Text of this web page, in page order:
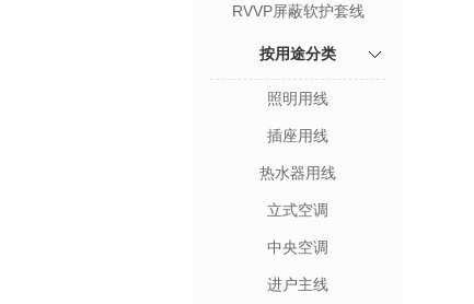
RVVP屏蔽软护套线
按用途分类
照明用线
插座用线
热水器用线
立式空调
中央空调
进户主线